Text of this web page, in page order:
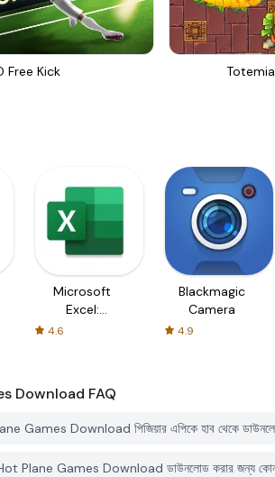
Free Kick
Microsoft
Excel:
Spreadsheets
4.6
Blackmagic
Camera
4.9
Download FAQ
Games Download পিজিয়ার এপিকে হাব থেকে
Hot Plane Games Download ডাউনলোড করার জন্য